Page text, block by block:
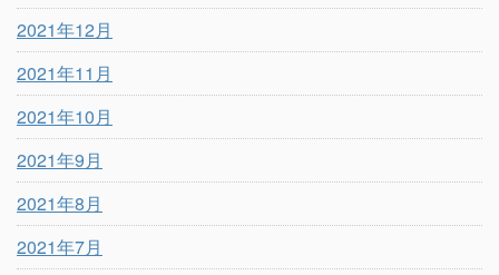
2021年12月
2021年11月
2021年10月
2021年9月
2021年8月
2021年7月